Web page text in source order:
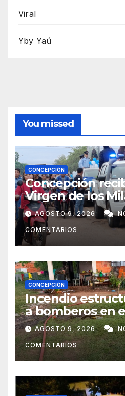
Viral
Yby Yaú
You missed
CONCEPCIÓN
Concepción
Virgen de los
Caacupé
AGOSTO 9, 2026
COMENTARIOS
CONCEPCIÓN
Incendio
a bomberos en
Alta
AGOSTO 9, 2026
COMENTARIOS